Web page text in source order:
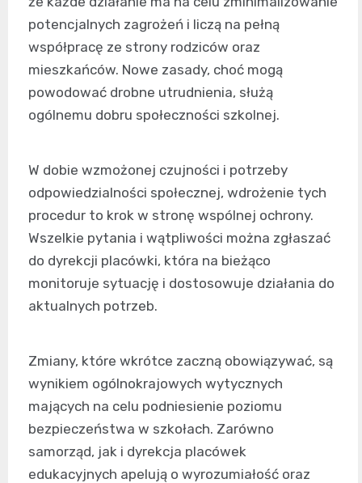
potencjalnych zagrożeń i liczą na pełną
współpracę ze strony rodziców oraz
mieszkańców. Nowe zasady, choć mogą
powodować drobne utrudnienia, służą
ogólnemu dobru społeczności szkolnej.
W dobie wzmożonej czujności i potrzeby
odpowiedzialności społecznej, wdrożenie tych
procedur to krok w stronę wspólnej ochrony.
Wszelkie pytania i wątpliwości można zgłaszać
do dyrekcji placówki, która na bieżąco
monitoruje sytuację i dostosowuje działania do
aktualnych potrzeb.
Zmiany, które wkrótce zaczną obowiązywać, są
wynikiem ogólnokrajowych wytycznych
mających na celu podniesienie poziomu
bezpieczeństwa w szkołach. Zarówno
samorząd, jak i dyrekcja placówek
edukacyjnych apelują o wyrozumiałość oraz